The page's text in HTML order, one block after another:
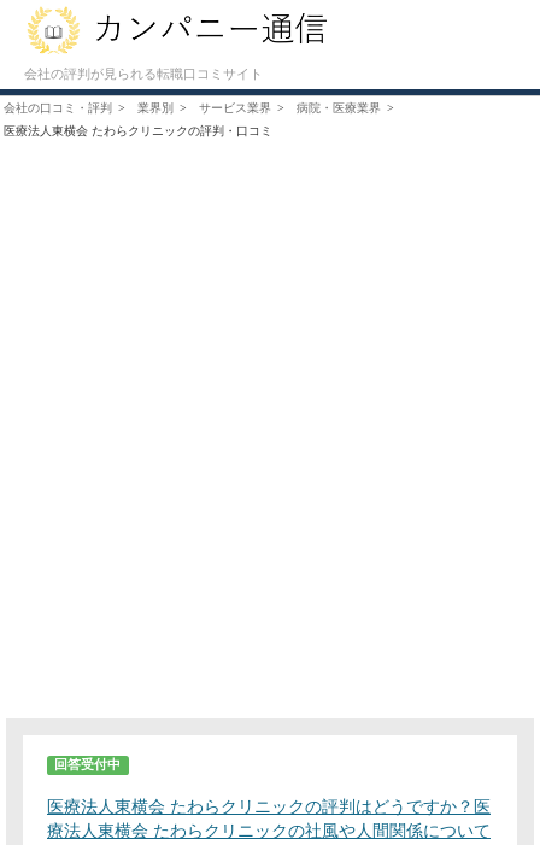
会社の評判が見られる転職口コミサイト
会社の口コミ・評判 業界別 サービス業界
病院・医療業界
医療法人東横会 たわらクリニックの評判・口コミ
回答受付中
医療法人東横会 たわらクリニックの評判はどうですか？医
療法人東横会 たわらクリニックの社風や人間関係について